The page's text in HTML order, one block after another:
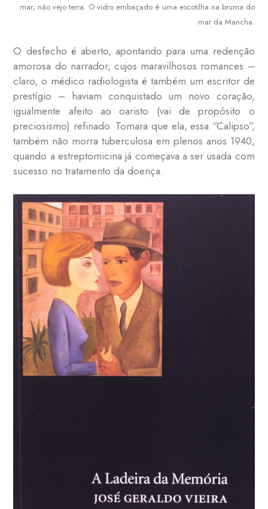
mar; não vejo terra. O vidro embaçado é uma escotilha na bruma do
mar da Mancha.
O desfecho é aberto, apontando para uma redenção
amorosa do narrador, cujos maravilhosos romances –
claro, o médico radiologista é também um escritor de
prestígio – haviam conquistado um novo coração,
igualmente afeito ao oaristo (vai de propósito o
preciosismo) refinado. Tomara que ela, essa “Calipso”,
também não morra tuberculosa em plenos anos 1940,
quando a estreptomicina já começava a ser usada com
sucesso no tratamento da doença.